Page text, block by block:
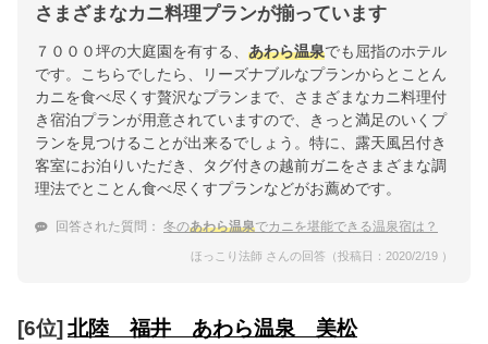
さまざまなカニ料理プランが揃っています
７０００坪の大庭園を有する、 あわら温泉でも屈指のホテル
です。こちらでしたら、リーズナブルなプランからとことん
カニを食べ尽くす贅沢なプランまで、さまざまなカニ料理付
き宿泊プランが用意されていますので、きっと満足のいくプ
ランを見つけることが出来るでしょう。特に、露天風呂付き
客室にお泊りいただき、タグ付きの越前ガニをさまざまな調
理法でとことん食べ尽くすプランなどがお薦めです。
回答された質問： 冬のあわら温泉でカニを堪能できる温泉宿は？
ほっこり法師 さんの回答（投稿日：2020/2/19 ）
[6位]北陸 福井 あわら温泉 美松